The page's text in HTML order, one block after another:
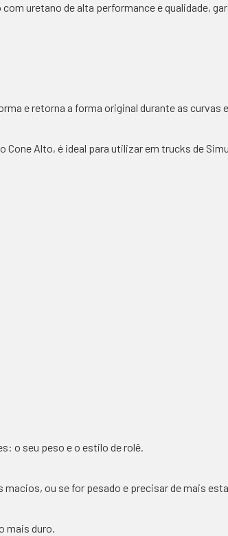
uretano de alta performance e qualidade,
e retorna a forma original durante as curvas
Alto, é ideal para utilizar em trucks de
o seu peso e o estilo de rolê.
ou se for pesado e precisar de mais
mais duro.